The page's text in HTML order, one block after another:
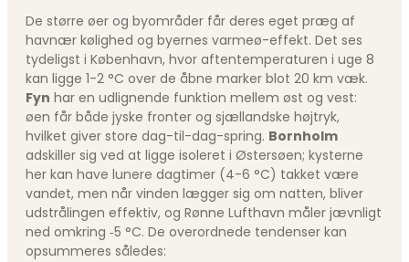
De større øer og byområder får deres eget præg af
havnær kølighed og byernes varmeø-effekt. Det ses
tydeligst i København, hvor aftentemperaturen i uge 8
kan ligge 1-2 °C over de åbne marker blot 20 km væk.
Fyn har en udlignende funktion mellem øst og vest:
øen får både jyske fronter og sjællandske højtryk,
hvilket giver store dag-til-dag-spring. Bornholm
adskiller sig ved at ligge isoleret i Østersøen; kysterne
her kan have lunere dagtimer (4-6 °C) takket være
vandet, men når vinden lægger sig om natten, bliver
udstrålingen effektiv, og Rønne Lufthavn måler jævnligt
ned omkring ‑5 °C. De overordnede tendenser kan
opsummeres således: